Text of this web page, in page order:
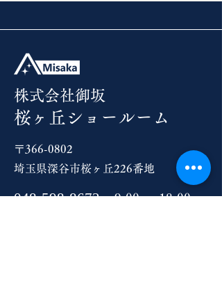
​株式会社御坂
桜ヶ丘ショールーム
〒366-0802
埼玉県深谷市桜ヶ丘226番地
048-598-8672 9:00 ～ 18:00